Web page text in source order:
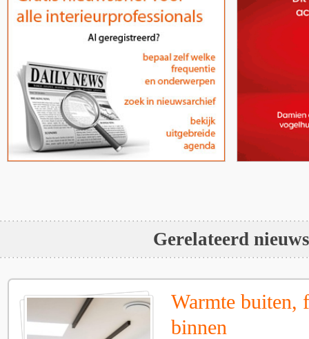
Gerelateerd nieuws
Warmte buiten,
binnen